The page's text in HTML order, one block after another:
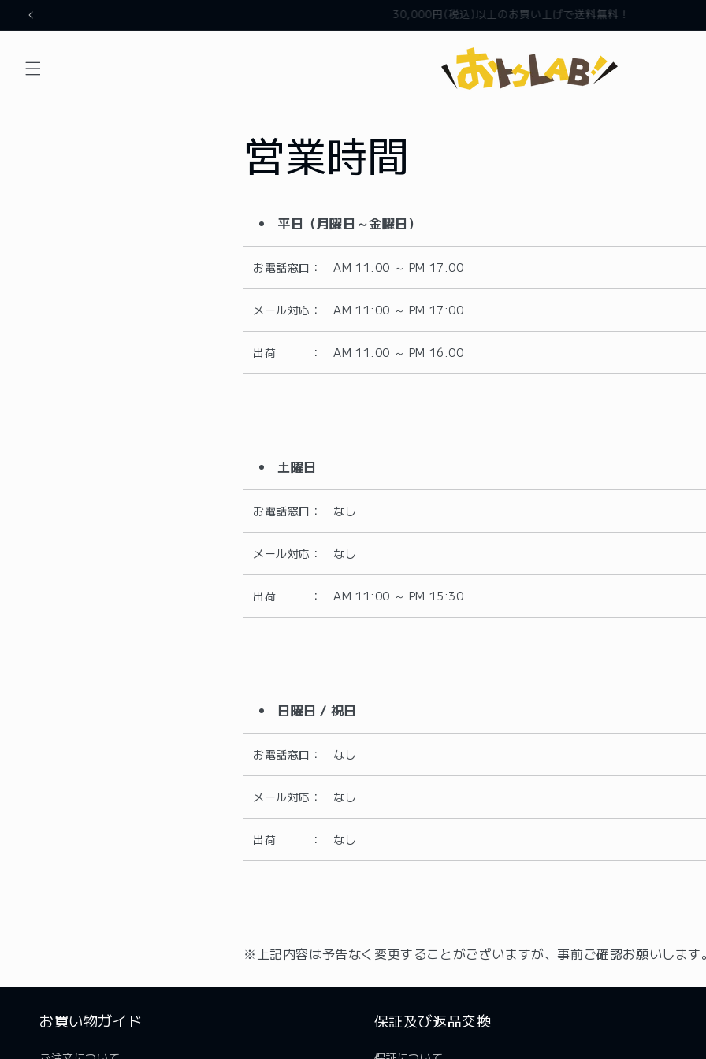
ンツに
進む
30,000円(税込)以上のお買い上げで送料無料！
営業時間
平日（月曜日～金曜日）
お電話窓口：AM 11:00 ～ PM 17:00
メール対応：AM 11:00 ～ PM 17:00
出荷 ：AM 11:00 ～ PM 16:00
土曜日
お電話窓口： なし
メール対応： なし
出荷 ： AM 11:00 ～ PM 15:30
日曜日 / 祝日
お電話窓口： なし
メール対応： なし
出荷 ： なし
※上記内容は予告なく変更することがございますが、事前ご確認お願いします。
お買い物ガイド 保証及び返品交換